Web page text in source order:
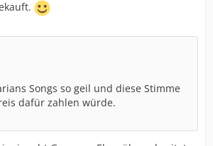
Songs so geil und diese Stimme
dafür zahlen würde.